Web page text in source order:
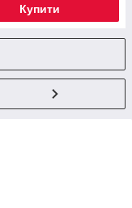
Купити